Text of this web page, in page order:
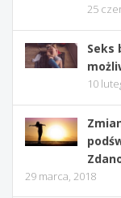
25
Seks
10
29 marca, 2018